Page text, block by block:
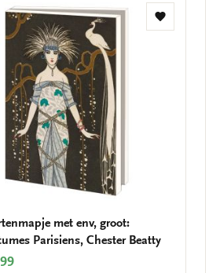
Toevoegen
met env, groot:
Parisiens, Chester Beatty